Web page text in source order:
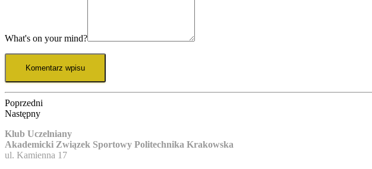
What's on your mind?
Poprzedni
Następny
Klub Uczelniany
Akademicki Związek Sportowy Politechnika Krakowska
ul. Kamienna 17